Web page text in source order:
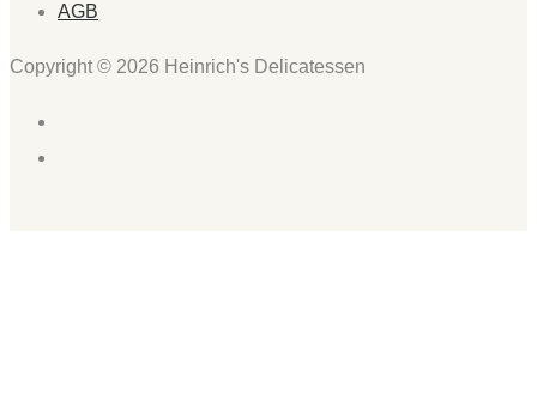
AGB
Copyright © 2026 Heinrich's Delicatessen